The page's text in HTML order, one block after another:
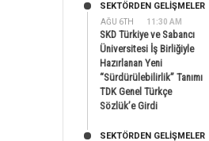
AĞU 6TH 11:30 AM
SEKTÖRDEN GELIŞMELER
SKD Türkiye ve Sabancı
Üniversitesi İş Birliğiyle
Hazırlanan Yeni
“Sürdürülebilirlik” Tanımı
TDK Genel Türkçe
Sözlük’e Girdi
SEKTÖRDEN GELIŞMELER